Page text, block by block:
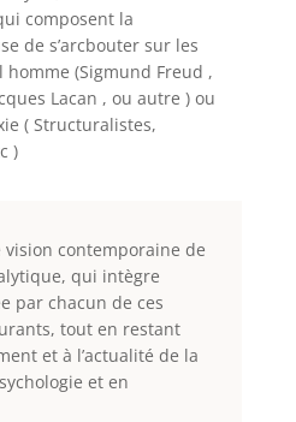
composent la
de s’arcbouter sur les
homme (Sigmund Freud ,
Lacan , ou autre ) ou
( Structuralistes,
)
contemporaine de
qui intègre
par chacun de ces
tout en restant
et à l’actualité de la
et en